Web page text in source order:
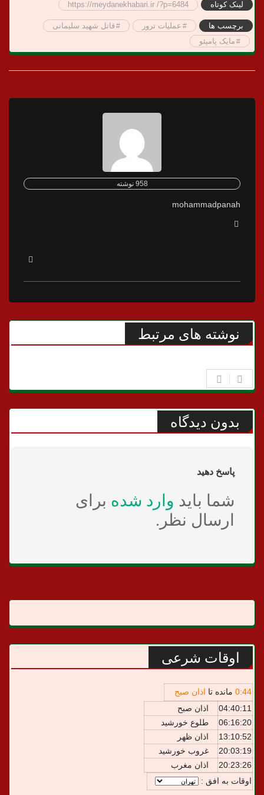
لینک کوتاه https://meydanekhabari.ir /?p=6484
برچسب ها عملیات ترور
قاتل شهید سلیمانی
مایک پامپئو
958 نوشته
mohammadpanah
نوشته های مرتبط
بدون دیدگاه
پاسخ دهید
شما باید وارد شده برای
ارسال نظر.
اوقات شرعی
0:44 مانده تا اذان صبح
04:40:11
اذان صبح
06:16:20
طلوع خورشید
13:10:52
اذان ظهر
20:03:19
غروب خورشید
20:23:26
اذان مغرب
اوقات به افق :